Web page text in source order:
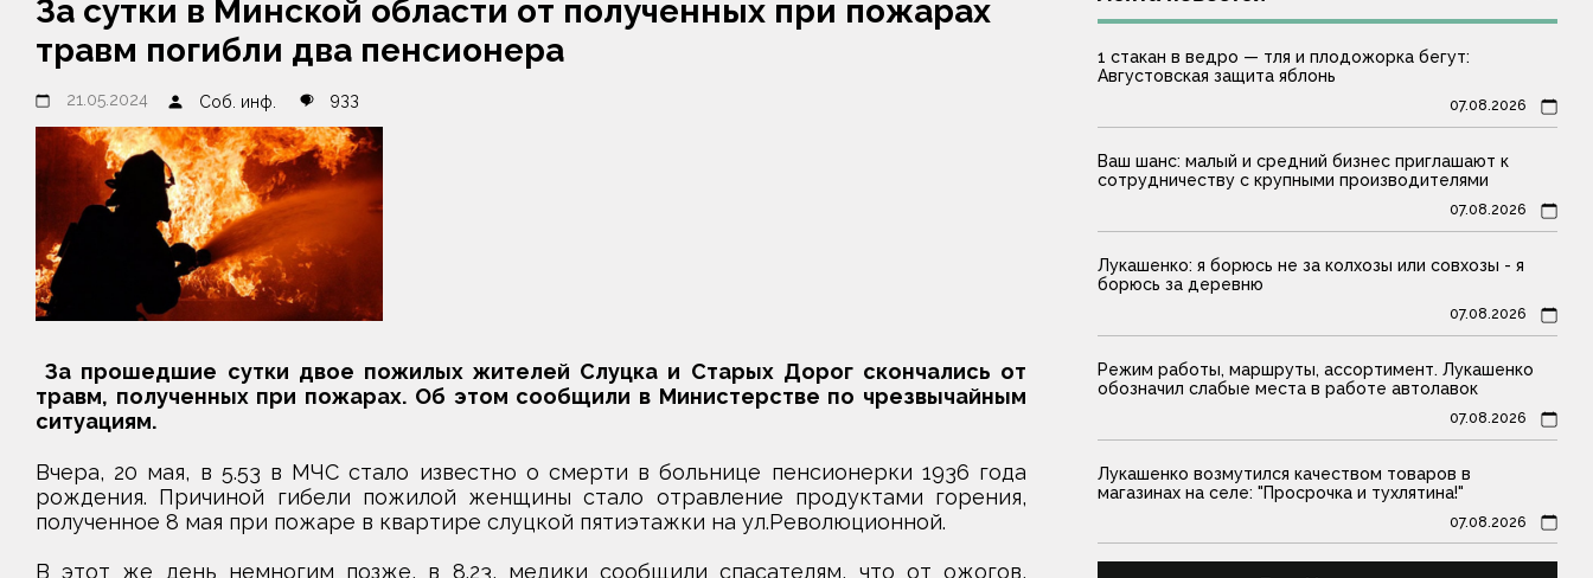
За сутки в Минской области от полученных при пожарах
травм погибли два пенсионера
21.05.2024 Соб. инф. 933
За прошедшие сутки двое пожилых жителей Слуцка и Старых Дорог скончались от
травм, полученных при пожарах. Об этом сообщили в Министерстве по чрезвычайным
ситуациям.
Вчера, 20 мая, в 5.53 в МЧС стало известно о смерти в больнице пенсионерки 1936 года
рождения. Причиной гибели пожилой женщины стало отравление продуктами горения,
полученное 8 мая при пожаре в квартире слуцкой пятиэтажки на ул.Революционной.
В этот же день немногим позже, в 8.23, медики сообщили спасателям, что от ожогов,
1 стакан в ведро — тля и плодожорка бегут:
Августовская защита яблонь
07.08.2026
Ваш шанс: малый и средний бизнес приглашают к
сотрудничеству с крупными производителями
07.08.2026
Лукашенко: я борюсь не за колхозы или совхозы - я
борюсь за деревню
07.08.2026
Режим работы, маршруты, ассортимент. Лукашенко
обозначил слабые места в работе автолавок
07.08.2026
Лукашенко возмутился качеством товаров в
магазинах на селе: "Просрочка и тухлятина!"
07.08.2026